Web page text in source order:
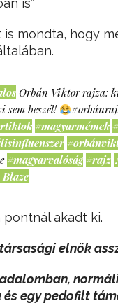
is”
is mondta, hogy
Orbán Viktor rajza:
sem beszél!
#magyarmémek
#magyarvalóság #rajz
pontnál akadt ki.
elnök
egy pedofilt